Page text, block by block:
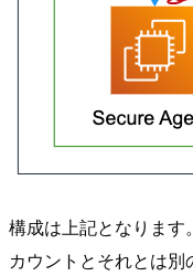
構成は上記となりま
カウントとそれとは